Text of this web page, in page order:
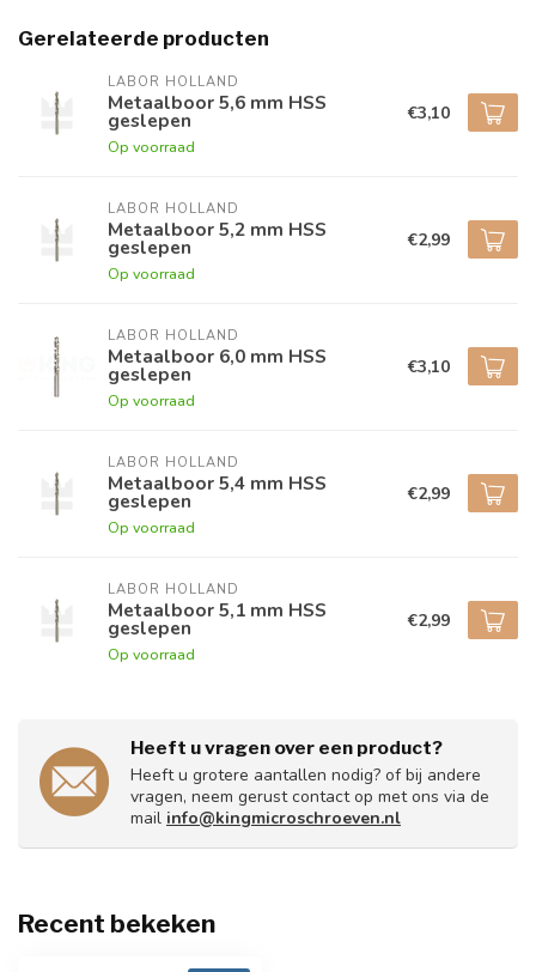
Gerelateerde producten
LABOR HOLLAND
Metaalboor 5,6 mm HSS
geslepen
Op voorraad
€3,10
LABOR HOLLAND
Metaalboor 5,2 mm HSS
geslepen
Op voorraad
€2,99
LABOR HOLLAND
Metaalboor 6,0 mm HSS
geslepen
Op voorraad
€3,10
LABOR HOLLAND
Metaalboor 5,4 mm HSS
geslepen
Op voorraad
€2,99
LABOR HOLLAND
Metaalboor 5,1 mm HSS
geslepen
Op voorraad
€2,99
Heeft u vragen over een product?
Heeft u grotere aantallen nodig? of bij andere
vragen, neem gerust contact op met ons via de
mail info@kingmicroschroeven.nl
Recent bekeken